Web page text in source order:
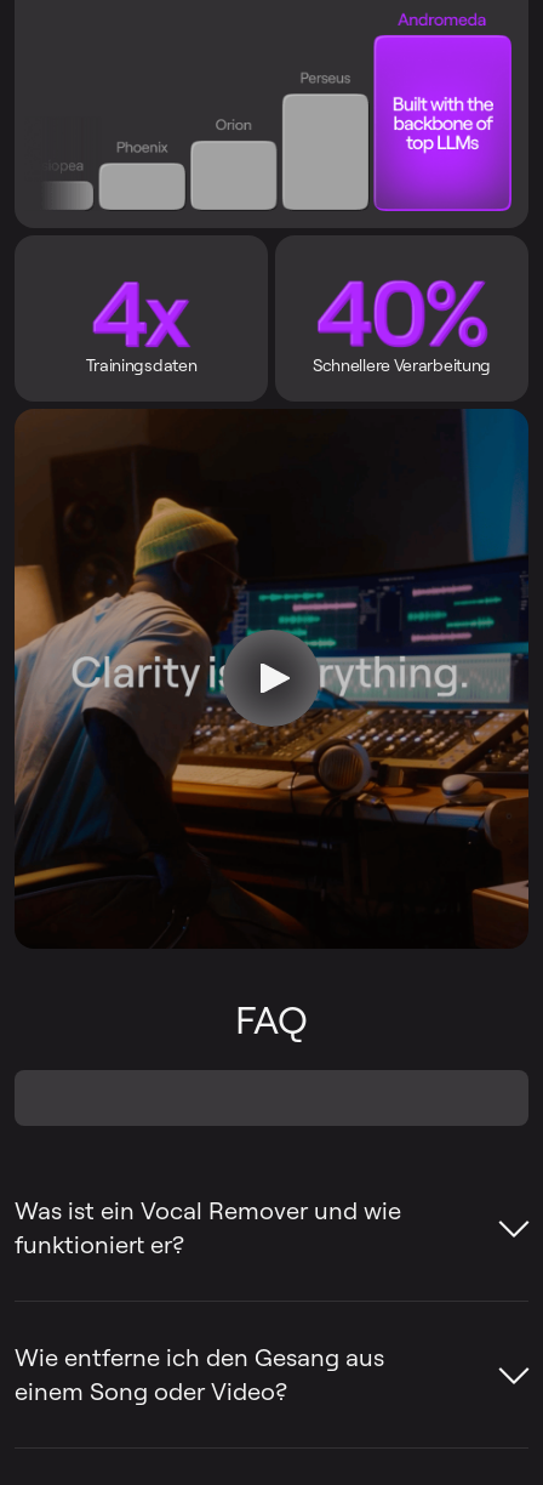
Trainingsdaten Schnellere Verarbeitung
FAQ
Was ist ein Vocal Remover und wie
funktioniert er?
man den Gesang aus einem Song
entfernen oder den Gesang von der
Wie entferne ich den Gesang aus
einem Song oder Video?